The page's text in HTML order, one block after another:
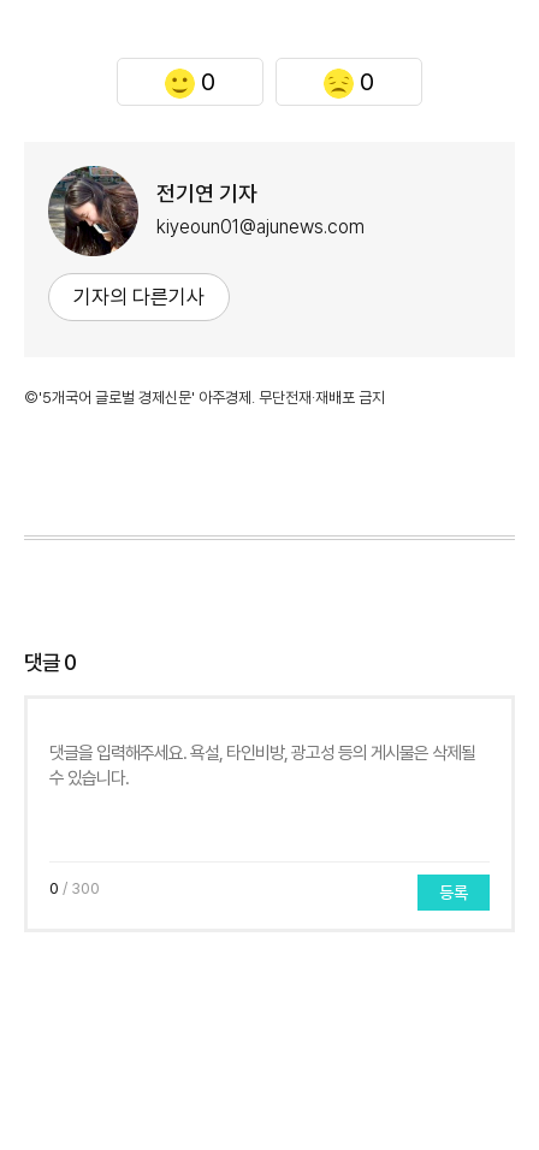
0 0
전기연 기자
kiyeoun01@ajunews.com
기자의 다른기사
©'5개국어 글로벌 경제신문' 아주경제. 무단전재·재배포 금지
댓글0
0 / 300 등록